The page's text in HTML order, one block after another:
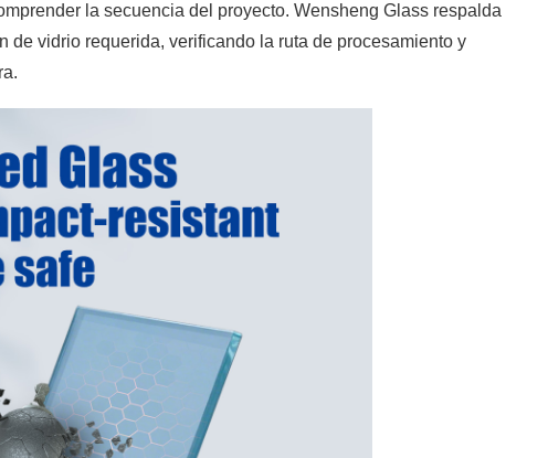
la secuencia del proyecto. Wensheng Glass respalda
de vidrio requerida, verificando la ruta de procesamiento y